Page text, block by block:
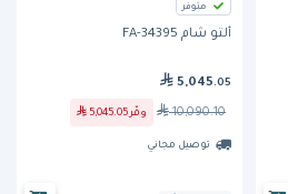
متوفر
ألتو شام FA-34395
5,045 .05
10,090.10 وفّر 5,045.05
توصيل مجاني